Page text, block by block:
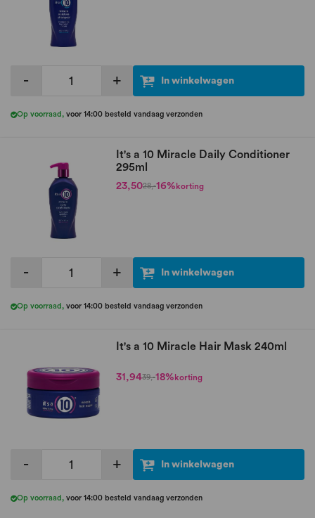
- + In winkelwagen
Op voorraad , voor 14:00 besteld vandaag verzonden
It's a 10 Miracle Daily Conditioner
295ml
23,5028,-16% korting
- + In winkelwagen
Op voorraad , voor 14:00 besteld vandaag verzonden
It's a 10 Miracle Hair Mask 240ml
31,9439,-18% korting
- + In winkelwagen
Op voorraad , voor 14:00 besteld vandaag verzonden